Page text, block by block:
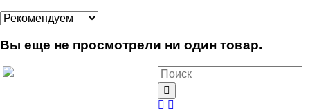
Вы еще не просмотрели ни один товар.